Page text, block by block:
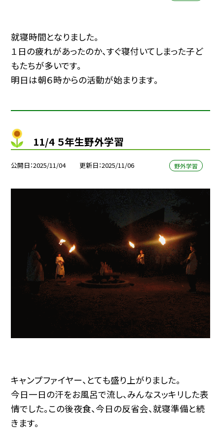
就寝時間となりました。
１日の疲れがあったのか、すぐ寝付いてしまった子ど
もたちが多いです。
明日は朝６時からの活動が始まります。
11/4 ５年生野外学習
公開日 2025/11/04 更新日 2025/11/06 野外学習
キャンプファイヤー、とても盛り上がりました。
今日一日の汗をお風呂で流し、みんなスッキリした表
情でした。この後夜食、今日の反省会、就寝準備と続
きます。